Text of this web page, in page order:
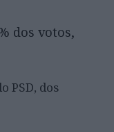
dos votos,
PSD, dos